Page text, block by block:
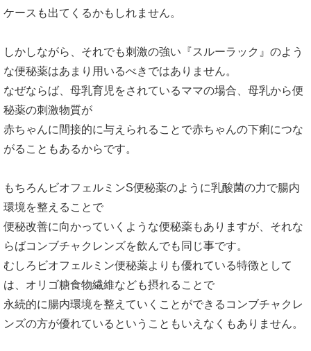
ケースも出てくるかもしれません。
しかしながら、それでも刺激の強い『スルーラック』のよう
な便秘薬はあまり用いるべきではありません。
なぜならば、母乳育児をされているママの場合、母乳から便
秘薬の刺激物質が
赤ちゃんに間接的に与えられることで赤ちゃんの下痢につな
がることもあるからです。
もちろんビオフェルミンS便秘薬のように乳酸菌の力で腸内
環境を整えることで
便秘改善に向かっていくような便秘薬もありますが、それな
らばコンブチャクレンズを飲んでも同じ事です。
むしろビオフェルミン便秘薬よりも優れている特徴として
は、オリゴ糖食物繊維なども摂れることで
永続的に腸内環境を整えていくことができるコンブチャクレ
ンズの方が優れているということもいえなくもありません。